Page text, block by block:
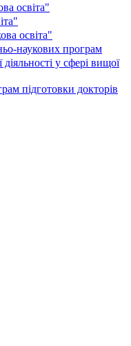
освіта"
освіта"
наукових програм
у сфері вищої
підготовки докторів